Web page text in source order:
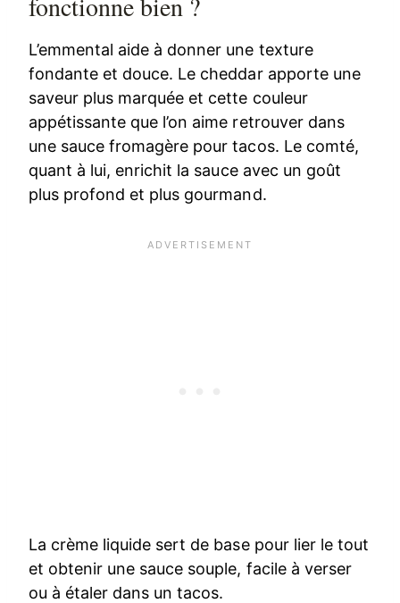
L’emmental aide à donner une texture
fondante et douce. Le cheddar apporte une
saveur plus marquée et cette couleur
appétissante que l’on aime retrouver dans
une sauce fromagère pour tacos. Le comté,
quant à lui, enrichit la sauce avec un goût
plus profond et plus gourmand.
La crème liquide sert de base pour lier le tout
et obtenir une sauce souple, facile à verser
ou à étaler dans un tacos.